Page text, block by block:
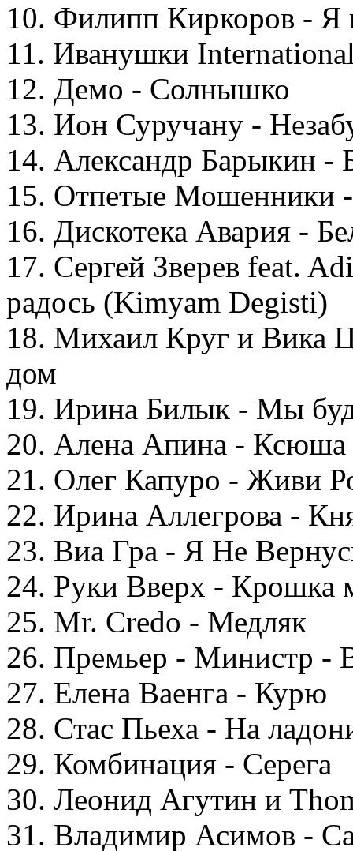
10. Филипп Киркоров - Я
11. Иванушки
12. Демо - Солнышко
13. Ион Суручану -
14. Александр Барыкин -
15. Отпетые Мошенники
16. Дискотека Авария -
17. Сергей Зверев feat.
радось (Kimyam Degisti)
18. Михаил Круг и Вика
дом
19. Ирина Билык - Мы
20. Алена Апина - Ксюша
21. Олег Капуро - Живи
22. Ирина Аллегрова -
23. Виа Гра - Я Не
24. Руки Вверх - Крошка
25. Mr. Credo - Медляк
26. Премьер - Министр -
27. Елена Ваенга - Курю
28. Стас Пьеха - На
29. Комбинация - Серега
30. Леонид Агутин и
31. Владимир Асимов -